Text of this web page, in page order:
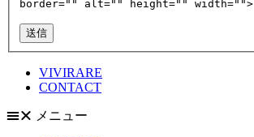
border="" alt="" height="" width="">
送信
VIVIRARE
CONTACT
メニュー